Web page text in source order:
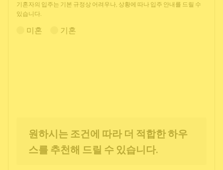
기혼자의 입주는 기본 규정상 어려우나, 상황에 따나 입주 안내를 드릴 수
있습니다.
미혼 기혼
원하시는 조건에 따라 더 적합한 하우
스를 추천해 드릴 수 있습니다.